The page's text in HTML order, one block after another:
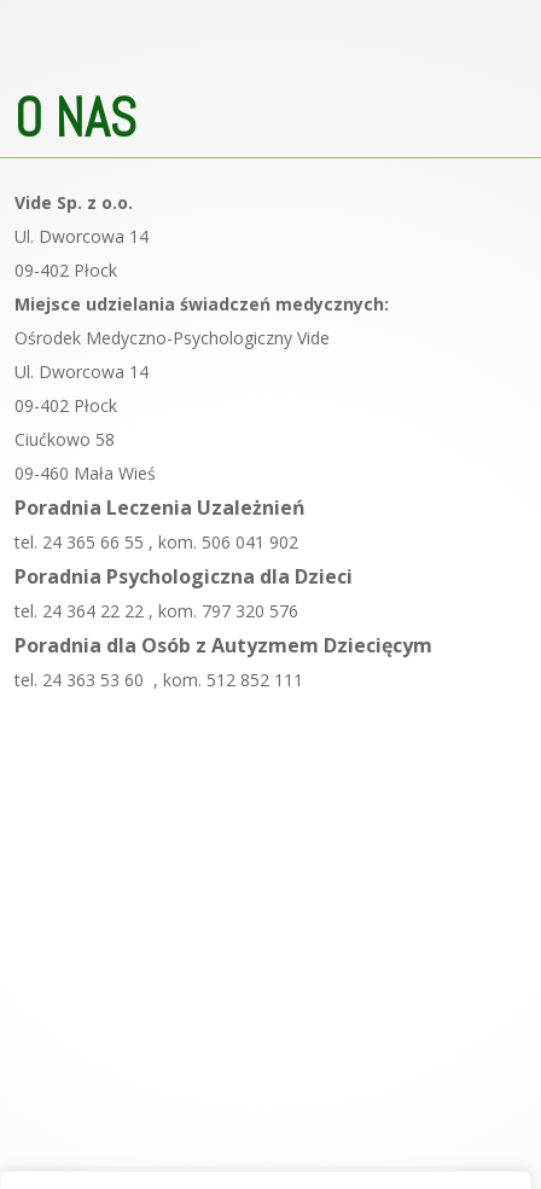
O NAS
Vide Sp. z o.o.
Ul. Dworcowa 14
09-402 Płock
Miejsce udzielania świadczeń medycznych:
Ośrodek Medyczno-Psychologiczny Vide
Ul. Dworcowa 14
09-402 Płock
Ciućkowo 58
09-460 Mała Wieś
Poradnia Leczenia Uzależnień
tel. 24 365 66 55 , kom. 506 041 902
Poradnia Psychologiczna dla Dzieci
tel. 24 364 22 22 , kom. 797 320 576
Poradnia dla Osób z Autyzmem Dziecięcym
tel. 24 363 53 60 , kom. 512 852 111